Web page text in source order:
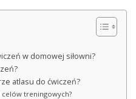
w domowej siłowni?
atlasu do ćwiczeń?
celów treningowych?